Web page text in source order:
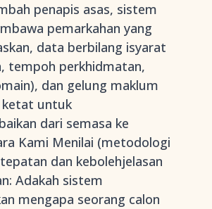
penapis asas, sistem
pemarkahan yang
data berbilang isyarat
tempoh perkhidmatan,
dan gelung maklum
ketat untuk
dari semasa ke
Kami Menilai (metodologi
dan kebolehjelasan
Adakah sistem
mengapa seorang calon